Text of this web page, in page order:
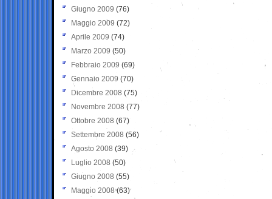
Giugno 2009 (76)
Maggio 2009 (72)
Aprile 2009 (74)
Marzo 2009 (50)
Febbraio 2009 (69)
Gennaio 2009 (70)
Dicembre 2008 (75)
Novembre 2008 (77)
Ottobre 2008 (67)
Settembre 2008 (56)
Agosto 2008 (39)
Luglio 2008 (50)
Giugno 2008 (55)
Maggio 2008(63)